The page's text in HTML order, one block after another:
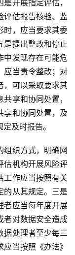
开展指定评估，
评估报告核验、监
时，应当要求其委
是提出整改和停止
中发现存在可能危
应当责令整改；对
，可以采取要求其
享和协同处置，
享和协同处置，及
及时报告。
组织方式，明确网
估机构开展风险评
工作应当按照有关
的从其规定。三是
者应当每年度开展
者对数据安全造成
据处理者至少每三
当按照《办法》